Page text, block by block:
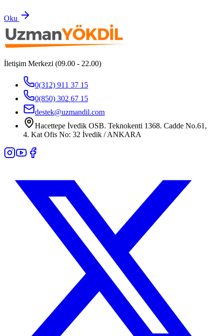
Oku
İletişim Merkezi (09.00 - 22.00)
0(312) 911 37 15
0(850) 302 67 15
destek@uzmandil.com
Hacettepe İvedik OSB. Teknokenti 1368. Cadde No.61,
4. Kat Ofis No: 32 İvedik / ANKARA